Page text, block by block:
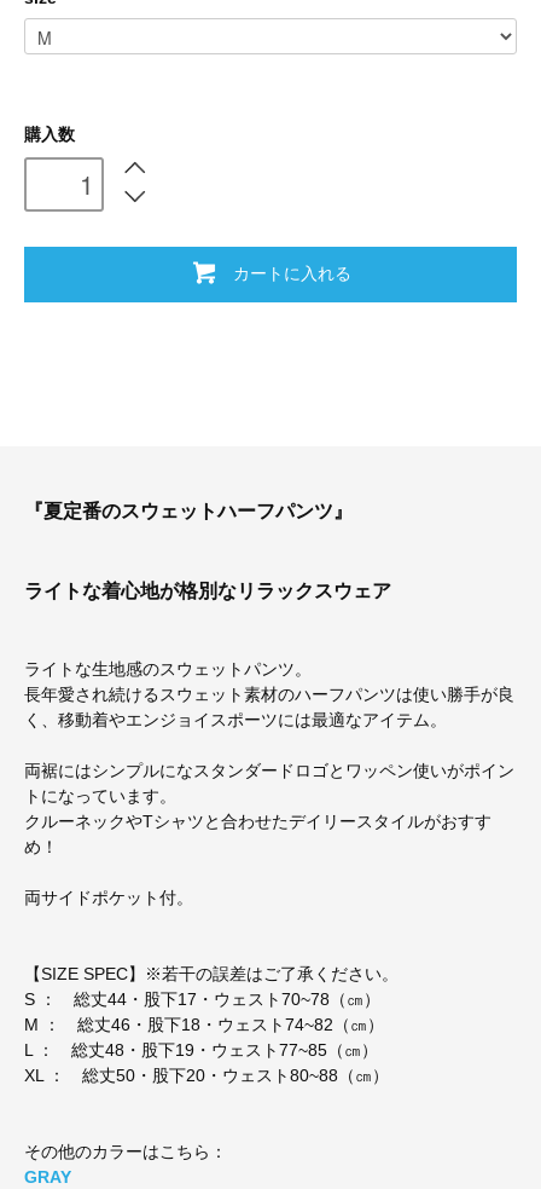
購入数
カートに入れる
『夏定番のスウェットハーフパンツ』
ライトな着心地が格別なリラックスウェア
ライトな生地感のスウェットパンツ。
長年愛され続けるスウェット素材のハーフパンツは使い勝手が良
く、移動着やエンジョイスポーツには最適なアイテム。
両裾にはシンプルになスタンダードロゴとワッペン使いがポイン
トになっています。
クルーネックやTシャツと合わせたデイリースタイルがおすす
め！
両サイドポケット付。
【SIZE SPEC】※若干の誤差はご了承ください。
S ： 総丈44・股下17・ウェスト70~78（㎝）
M ： 総丈46・股下18・ウェスト74~82（㎝）
L ： 総丈48・股下19・ウェスト77~85（㎝）
XL ： 総丈50・股下20・ウェスト80~88（㎝）
その他のカラーはこちら：
GRAY